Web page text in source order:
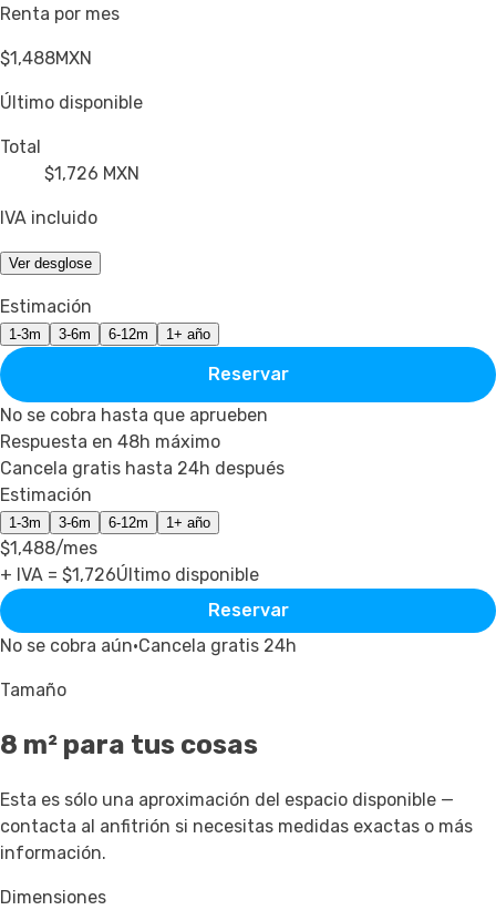
Renta por mes
$1,488MXN
Último disponible
Total
$1,726 MXN
IVA incluido
Ver desglose
Estimación
1-3m 3-6m 6-12m 1+ año
Reservar
No se cobra hasta que aprueben
Respuesta en 48h máximo
Cancela gratis hasta 24h después
Estimación
1-3m 3-6m 6-12m 1+ año
$1,488/mes
+ IVA = $1,726Último disponible
Reservar
No se cobra aún·Cancela gratis 24h
Tamaño
8 m² para tus cosas
Esta es sólo una aproximación del espacio disponible —
contacta al anfitrión si necesitas medidas exactas o más
información.
Dimensiones